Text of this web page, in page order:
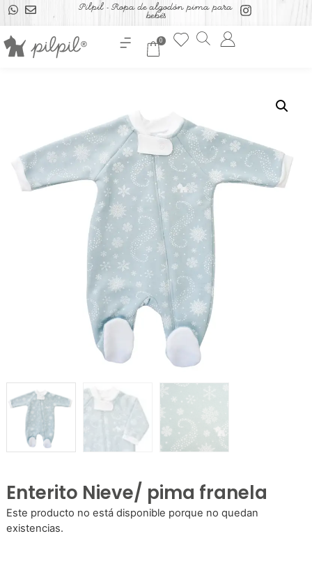
Pilpil - Ropa de algodón pima para
bebés
0
Enterito Nieve/ pima franela
Este producto no está disponible porque no quedan
existencias.